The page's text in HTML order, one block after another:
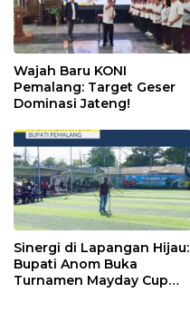
Wajah Baru KONI
Pemalang: Target Geser
Dominasi Jateng!
Sinergi di Lapangan Hijau:
Bupati Anom Buka
Turnamen Mayday Cup